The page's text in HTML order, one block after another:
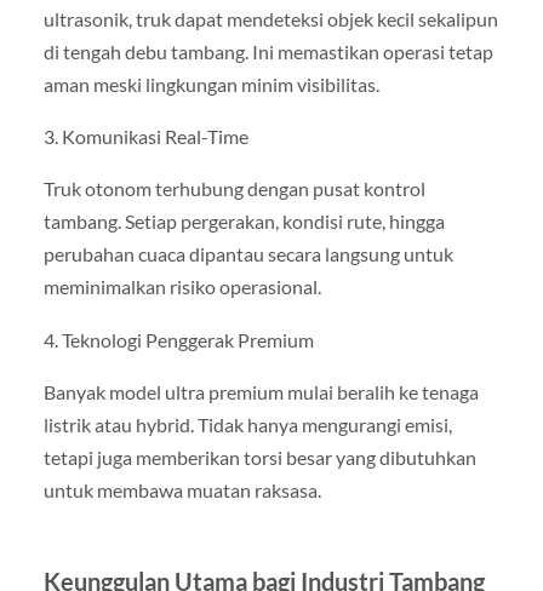
ultrasonik, truk dapat mendeteksi objek kecil sekalipun
di tengah debu tambang. Ini memastikan operasi tetap
aman meski lingkungan minim visibilitas.
3. Komunikasi Real-Time
Truk otonom terhubung dengan pusat kontrol
tambang. Setiap pergerakan, kondisi rute, hingga
perubahan cuaca dipantau secara langsung untuk
meminimalkan risiko operasional.
4. Teknologi Penggerak Premium
Banyak model ultra premium mulai beralih ke tenaga
listrik atau hybrid. Tidak hanya mengurangi emisi,
tetapi juga memberikan torsi besar yang dibutuhkan
untuk membawa muatan raksasa.
Keunggulan Utama bagi Industri Tambang